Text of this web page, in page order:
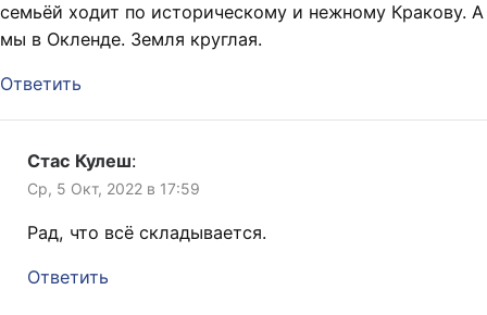
семьёй ходит по историческому и нежному Кракову. А
мы в Окленде. Земля круглая.
Ответить
Стас Кулеш:
Ср, 5 Окт, 2022 в 17:59
Рад, что всё складывается.
Ответить